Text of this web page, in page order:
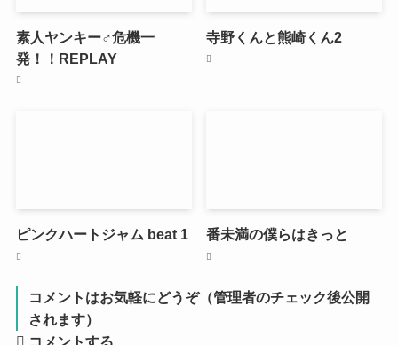
素人ヤンキー♂危機一
発！！REPLAY
寺野くんと熊崎くん2
ピンクハートジャム beat 1 番未満の僕らはきっと
コメントはお気軽にどうぞ（管理者のチェック後公開
されます）
コメントする